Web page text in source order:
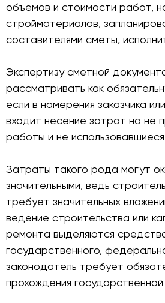
объемов и стоимости работ,
стройматериалов,
составителями сметы,
Экспертизу сметной
рассматривать как
если в намерения заказчика
входит несение затрат на не
работы и не
Затраты такого рода могут
значительными, ведь
требует значительных
ведение строительства или
ремонта выделяются
государственного,
законодатель требует
прохождения государственной